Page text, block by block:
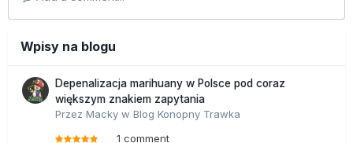
Wpisy na blogu
Depenalizacja marihuany w Polsce pod coraz
większym znakiem zapytania
Przez Macky w Blog Konopny Trawka
1 comment